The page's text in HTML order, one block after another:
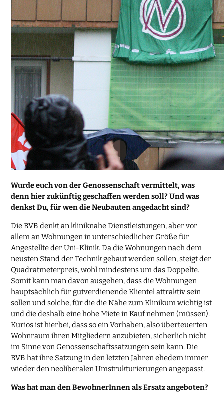
Wurde euch von der Genossenschaft vermittelt, was
denn hier zukünftig geschaffen werden soll? Und was
denkst Du, für wen die Neubauten angedacht sind?
Die BVB denkt an kliniknahe Dienstleistungen, aber vor
allem an Wohnungen in unterschiedlicher Größe für
Angestellte der Uni-Klinik. Da die Wohnungen nach dem
neusten Stand der Technik gebaut werden sollen, steigt der
Quadratmeterpreis, wohl mindestens um das Doppelte.
Somit kann man davon ausgehen, dass die Wohnungen
hauptsächlich für gutverdienende Klientel attraktiv sein
sollen und solche, für die die Nähe zum Klinikum wichtig ist
und die deshalb eine hohe Miete in Kauf nehmen (müssen).
Kurios ist hierbei, dass so ein Vorhaben, also überteuerten
Wohnraum ihren Mitgliedern anzubieten, sicherlich nicht
im Sinne von Genossenschaftssatzungen sein kann. Die
BVB hat ihre Satzung in den letzten Jahren ehedem immer
wieder den neoliberalen Umstrukturierungen angepasst.
Was hat man den BewohnerInnen als Ersatz angeboten?